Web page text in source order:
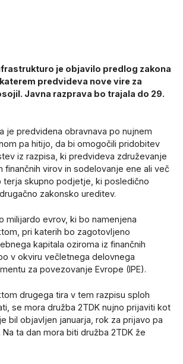
je objavilo predlog zakona
predvideva nove vire za
Javna razprava bo trajala do 29.
je predvidena obravnava po nujnem
pa hitijo, da bi omogočili pridobitev
iz razpisa, ki predvideva združevanje
finančnih virov in sodelovanje ene ali več
terja skupno podjetje, ki posledično
zakonsko ureditev.
milijardo evrov, ki bo namenjena
pri katerih bo zagotovljeno
kapitala oziroma iz finančnih
v okviru večletnega delovnega
za povezovanje Evrope (IPE).
drugega tira v tem razpisu sploh
se mora družba 2TDK nujno prijaviti kot
bil objavljen januarja, rok za prijavo pa
Na ta dan mora biti družba 2TDK že